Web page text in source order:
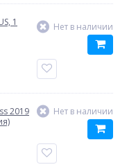
1
Нет в наличии
2019
Нет в наличии